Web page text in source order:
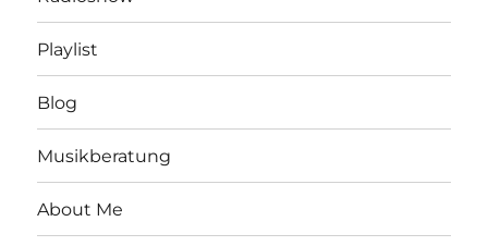
Playlist
Blog
Musikberatung
About Me